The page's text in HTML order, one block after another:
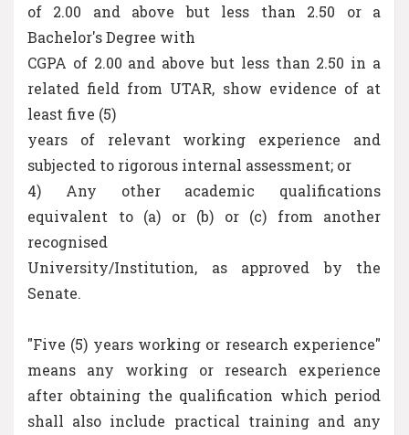
of 2.00 and above but less than 2.50 or a
Bachelor's Degree with
CGPA of 2.00 and above but less than 2.50 in a
related field from UTAR, show evidence of at
least five (5)
years of relevant working experience and
subjected to rigorous internal assessment; or
4) Any other academic qualifications
equivalent to (a) or (b) or (c) from another
recognised
University/Institution, as approved by the
Senate.
"Five (5) years working or research experience"
means any working or research experience
after obtaining the qualification which period
shall also include practical training and any